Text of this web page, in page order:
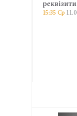
1979